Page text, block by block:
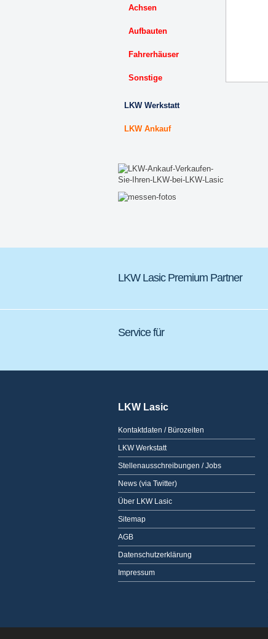
Achsen
Aufbauten
Fahrerhäuser
Sonstige
LKW Werkstatt
LKW Ankauf
LKW Lasic Premium Partner
Service für
LKW Lasic
Kontaktdaten / Bürozeiten
LKW Werkstatt
Stellenausschreibungen / Jobs
News (via Twitter)
Über LKW Lasic
Sitemap
AGB
Datenschutzerklärung
Impressum